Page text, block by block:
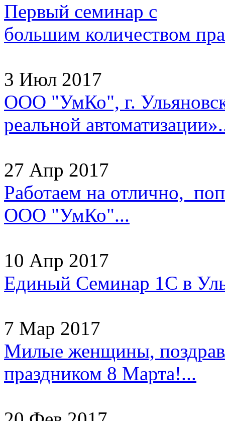
Первый семинар с
большим количеством
3 Июл 2017
ООО "УмКо", г.
реальной
27 Апр 2017
Работаем на отлично,
ООО "УмКо"...
10 Апр 2017
Единый Семинар 1С в
7 Мар 2017
Милые женщины,
праздником 8 Марта!...